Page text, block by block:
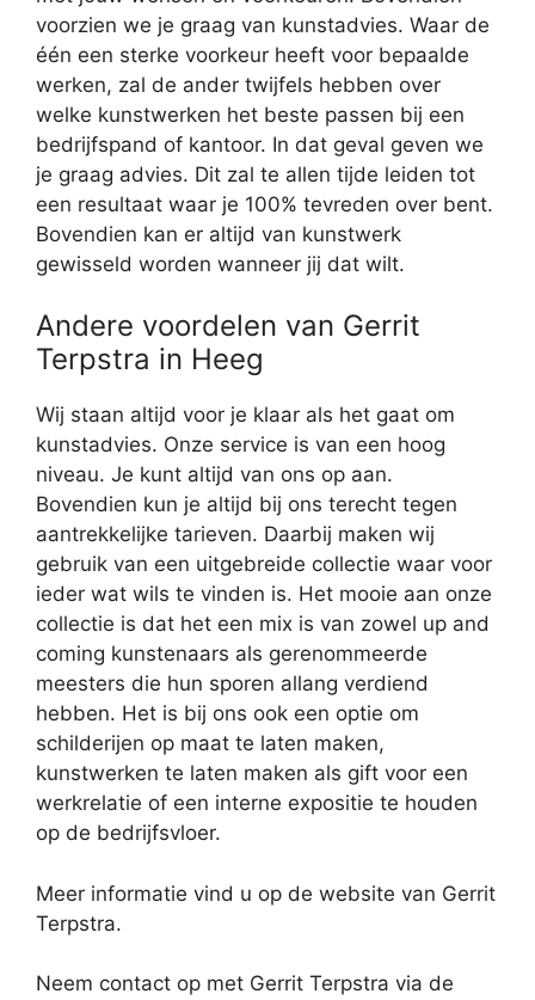
voorzien we je graag van kunstadvies. Waar de
één een sterke voorkeur heeft voor bepaalde
werken, zal de ander twijfels hebben over
welke kunstwerken het beste passen bij een
bedrijfspand of kantoor. In dat geval geven we
je graag advies. Dit zal te allen tijde leiden tot
een resultaat waar je 100% tevreden over bent.
Bovendien kan er altijd van kunstwerk
gewisseld worden wanneer jij dat wilt.
Andere voordelen van Gerrit
Terpstra in Heeg
Wij staan altijd voor je klaar als het gaat om
kunstadvies. Onze service is van een hoog
niveau. Je kunt altijd van ons op aan.
Bovendien kun je altijd bij ons terecht tegen
aantrekkelijke tarieven. Daarbij maken wij
gebruik van een uitgebreide collectie waar voor
ieder wat wils te vinden is. Het mooie aan onze
collectie is dat het een mix is van zowel up and
coming kunstenaars als gerenommeerde
meesters die hun sporen allang verdiend
hebben. Het is bij ons ook een optie om
schilderijen op maat te laten maken,
kunstwerken te laten maken als gift voor een
werkrelatie of een interne expositie te houden
op de bedrijfsvloer.
Meer informatie vind u op de website van Gerrit
Terpstra.
Neem contact op met Gerrit Terpstra via de